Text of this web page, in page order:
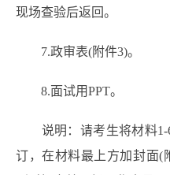
现场查验后返回。
7.政审表(附件3)。
8.面试用PPT。
说明：请考生将材料1-6
订，在材料最上方加封面(